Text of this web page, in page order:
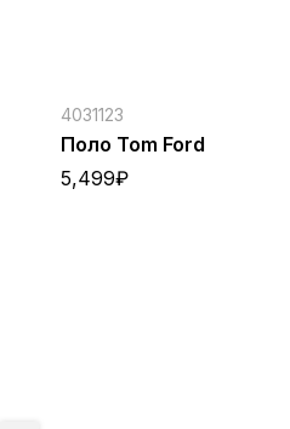
4031123
Поло Tom Ford
5,499₽